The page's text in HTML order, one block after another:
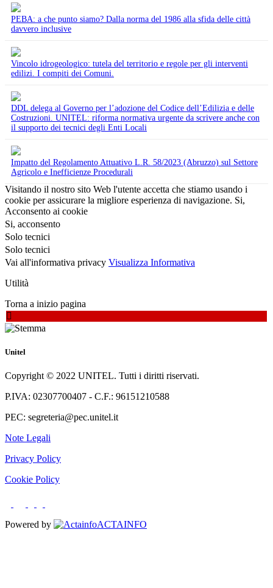
PEBA: a che punto siamo? Dalla norma del 1986 alla sfida delle città
davvero inclusive
Vincolo idrogeologico: tutela del territorio e regole per gli interventi
edilizi. I compiti dei Comuni.
DDL delega al Governo per l’adozione del Codice dell’Edilizia e delle
Costruzioni. UNITEL: riforma normativa urgente da scrivere anche con
il supporto dei tecnici degli Enti Locali
Impatto del Regolamento Attuativo L.R. 58/2023 (Abruzzo) sul Settore
Agricolo e Inefficienze Procedurali
Visitando il nostro sito Web l'utente accetta che stiamo usando i
cookie per assicurare la migliore esperienza di navigazione. Si,
Acconsento ai cookie
Si, acconsento
Solo tecnici
Solo tecnici
Vai all'informativa privacy Visualizza Informativa
Utilità
Torna a inizio pagina
Unitel
Copyright © 2022 UNITEL. Tutti i diritti riservati.
P.IVA: 02307700407 - C.F.: 96151210588
PEC: segreteria@pec.unitel.it
Note Legali
Privacy Policy
Cookie Policy
Powered by ACTAINFO